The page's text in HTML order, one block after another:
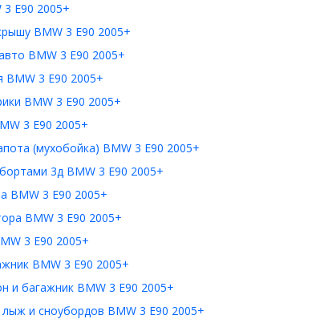
E90 2005+
BMW 3 E90 2005+
BMW 3 E90 2005+
BMW 3 E90 2005+
BMW 3 E90 2005+
3 E90 2005+
(мухобойка) BMW 3 E90 2005+
3д BMW 3 E90 2005+
BMW 3 E90 2005+
BMW 3 E90 2005+
3 E90 2005+
BMW 3 E90 2005+
и багажник BMW 3 E90 2005+
и сноубордов BMW 3 E90 2005+